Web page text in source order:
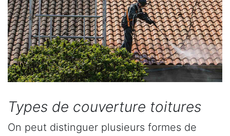
Types de couverture toitures
On peut distinguer plusieurs formes de